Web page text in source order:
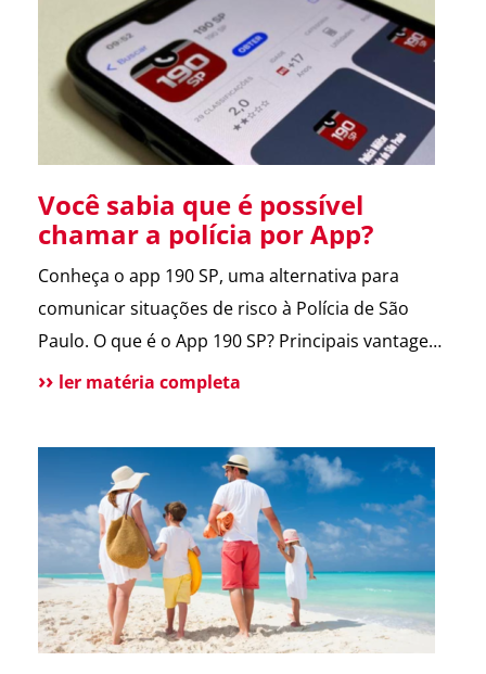
entregador e morador. Um armário inteligente,
seguro e disponível […]
Você sabia que é possível
chamar a polícia por App?
Conheça o app 190 SP, uma alternativa para
comunicar situações de risco à Polícia de São
Paulo. O que é o App 190 SP? Principais vantagens
e benefícios para a população Situações de uso
tradicional ainda disponível Conclusão O app 190
melhora a comunicação […]
ler matéria completa